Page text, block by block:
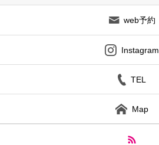
web予約
Instagram
TEL
Map